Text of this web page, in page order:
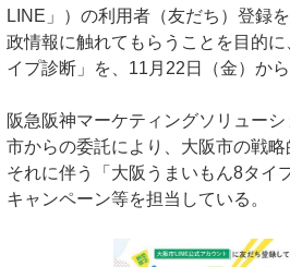
LINE」）の利用者（友だち）登録
政情報に触れてもらうことを目的
イプ診断」を、11月22日（金）から
阪急阪神マーケティングソリュー
市からの委託により、大阪市の戦略
それに伴う「大阪うまいもん8タイ
キャンペーン等を担当している。